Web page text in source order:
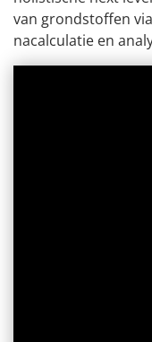
van grondstoffen
nacalculatie en